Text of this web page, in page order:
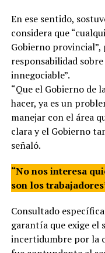
En ese sentido,
considera que
Gobierno provincial”,
responsabilidad
innegociable”.
“Que el Gobierno de
hacer, ya es un
manejar con el área
clara y el Gobierno
señaló.
“No nos interesa
son los
Consultado
garantía que exige el
incertidumbre por la